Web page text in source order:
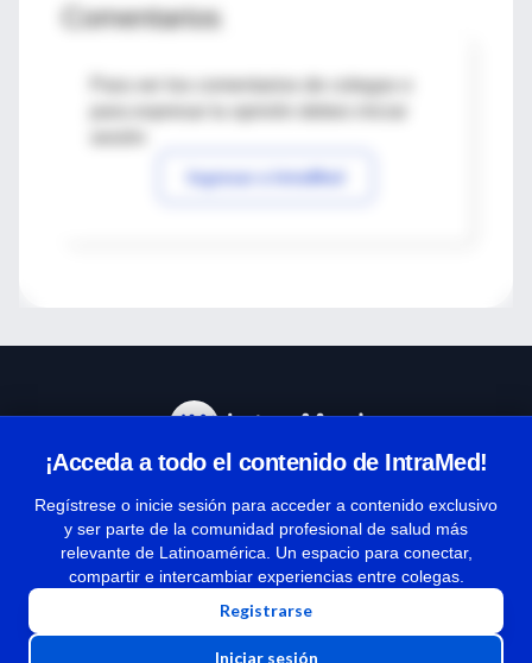
Comentarios
Para ver los comentarios de colegas o
Ingresar a IntraMed
¡Acceda a todo el contenido de IntraMed!
Regístrese o inicie sesión para acceder a contenido exclusivo
y ser parte de la comunidad profesional de salud más
relevante de Latinoamérica. Un espacio para conectar,
compartir e intercambiar experiencias entre colegas.
Registrarse
Iniciar sesión
Términos y condiciones
| Políticas de privacidad
| Todos los derechos reservados | Copyright 1997-2026